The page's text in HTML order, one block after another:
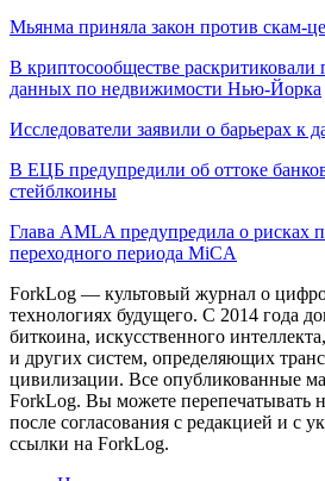
Мьянма приняла закон против скам-
В криптосообществе
данных по недвижимости Нью-Йорка
Исследователи заявили о барьерах к
В ЕЦБ предупредили об оттоке
стейблкоины
Глава AMLA предупредила о рисках
переходного периода MiCA
ForkLog — культовый журнал о
технологиях будущего. С 2014 года
биткоина, искусственного
и других систем, определяющих
цивилизации. Все опубликованные
ForkLog. Вы можете перепечатывать
после согласования с редакцией и с
ссылки на ForkLog.